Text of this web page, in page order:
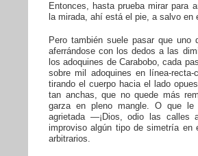
Entonces, hasta prueba mirar para
la mirada, ahí está el pie, a salvo en
Pero también suele pasar que
aferrándose con los dedos a las
los adoquines de Carabobo, cada
sobre mil adoquines en línea-
tirando el cuerpo hacia el lado
tan anchas, que no quede más
garza en pleno mangle. O que
agrietada —¡Dios, odio las calles
improviso algún tipo de simetría en
arbitrarios.